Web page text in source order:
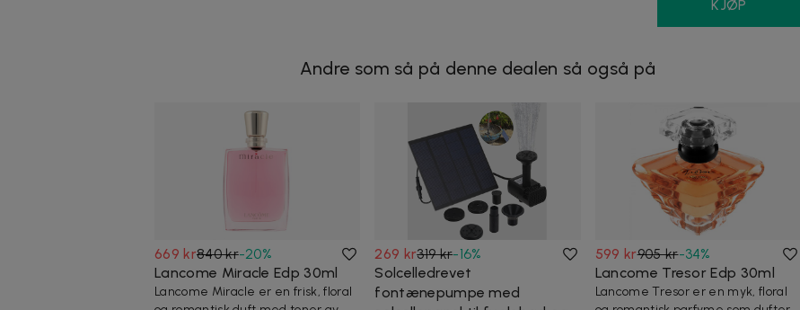
KJØP
Andre som så på denne dealen så også på
669 kr840 kr-20%
Lancome Miracle Edp 30ml
Lancome Miracle er en frisk, floral
269 kr319 kr-16%
Solcelledrevet
fontænepumpe med
599 kr905 kr-34%
Lancome Tresor Edp 30ml
Lancome Tresor er en myk, floral